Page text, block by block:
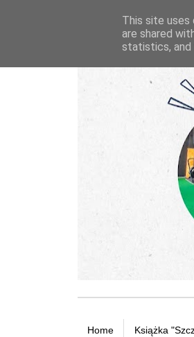
Home Książka
This site uses
are shared
statistics, and